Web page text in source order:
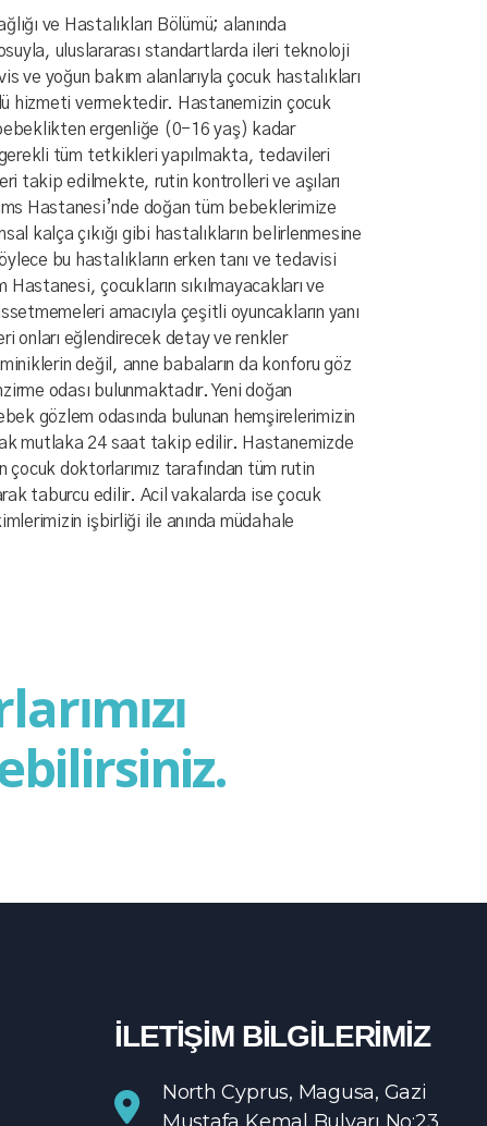
ve Hastalıkları Bölümü; alanında
uluslararası standartlarda ileri teknoloji
ve yoğun bakım alanlarıyla çocuk hastalıkları
hizmeti vermektedir. Hastanemizin çocuk
ergenliğe (0-16 yaş) kadar
gerekli tüm tetkikleri yapılmakta, tedavileri
takip edilmekte, rutin kontrolleri ve aşıları
Hastanesi’nde doğan tüm bebeklerimize
kalça çıkığı gibi hastalıkların belirlenmesine
bu hastalıkların erken tanı ve tedavisi
çocukların sıkılmayacakları ve
amacıyla çeşitli oyuncakların yanı
onları eğlendirecek detay ve renkler
değil, anne babaların da konforu göz
odası bulunmaktadır. Yeni doğan
gözlem odasında bulunan hemşirelerimizin
mutlaka 24 saat takip edilir. Hastanemizde
doktorlarımız tarafından tüm rutin
taburcu edilir. Acil vakalarda ise çocuk
işbirliği ile anında müdahale
İLETİŞİM BİLGİLERİMİZ
North Cyprus, Magusa, Gazi
Mustafa Kemal Bulvarı No:23